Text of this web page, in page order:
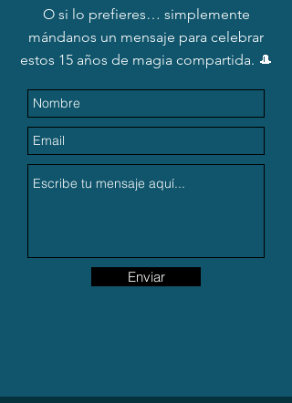
O si lo prefieres… simplemente
mándanos un mensaje para celebrar
estos 15 años de magia compartida. 🎩
Enviar